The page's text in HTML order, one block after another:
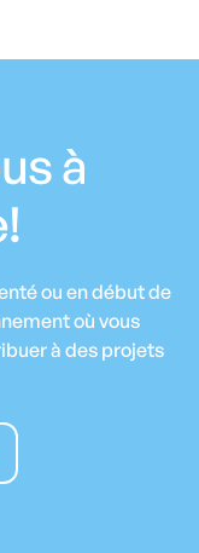
à
ou en début de
où vous
à des projets